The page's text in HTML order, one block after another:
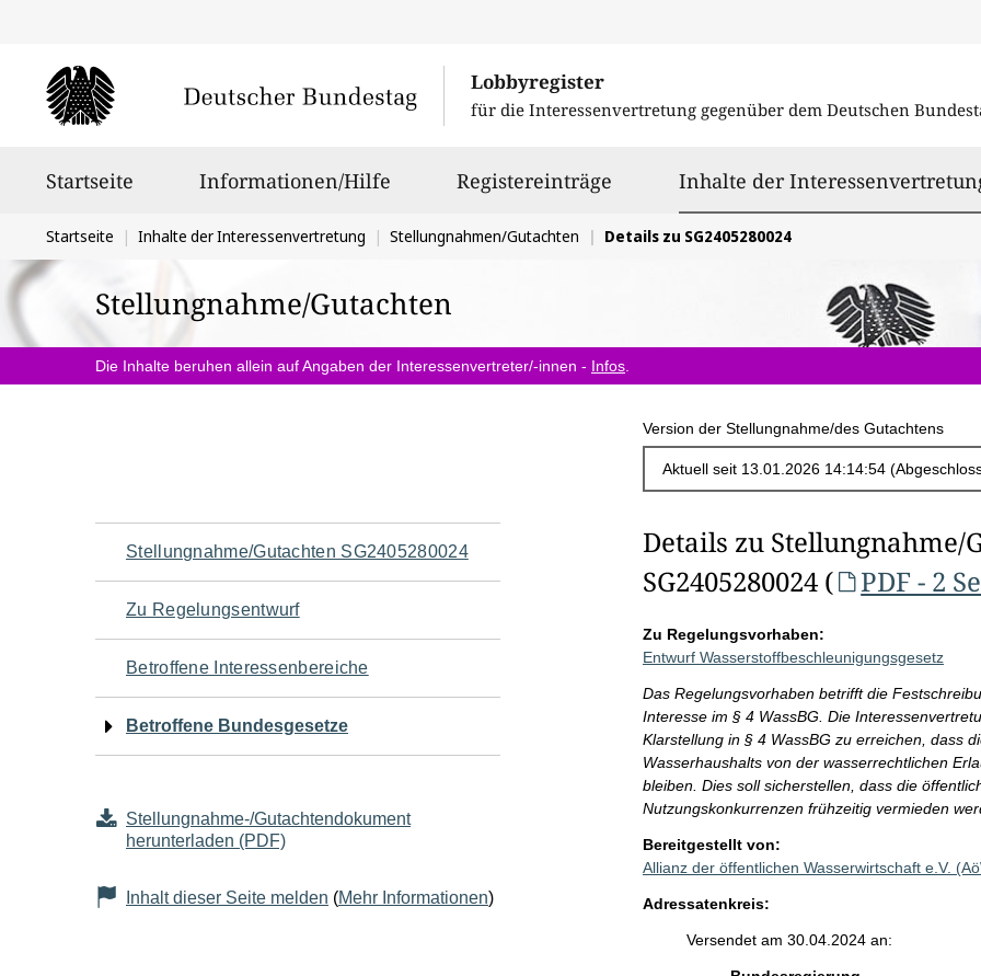
Lobbyregister
für die Interessenvertretung gegenüber dem Deutschen
Startseite Informationen/Hilfe Registereinträge Inhalte der
Sie
befinden
sich
hier:
Startseite Inhalte der Interessenvertretung Stellungnahmen/Gutachten Details zu SG2405280024
Stellungnahme/Gutachten
Die Inhalte beruhen allein auf Angaben der Interessenvertreter/-innen - Infos
Version der Stellungnahme/des Gutachtens
Navigation
für
den
Seiteninhalt
Stellungnahme/Gutachten SG2405280024
Zu Regelungsentwurf
Betroffene Interessenbereiche
Betroffene Bundesgesetze
Stellungnahme-/Gutachtendokument
herunterladen (PDF)
Inhalt dieser Seite melden (Mehr Informationen)
Details zu Stellungnahme/
SG2405280024 (
PDF - 2
Zu Regelungsvorhaben:
Entwurf Wasserstoffbeschleunigungsgesetz
Das Regelungsvorhaben betrifft die
Interesse im § 4 WassBG. Die
Klarstellung in § 4 WassBG zu erreichen, dass
Wasserhaushalts von der wasserrechtlichen
bleiben. Dies soll sicherstellen, dass die
Nutzungskonkurrenzen frühzeitig vermieden
Bereitgestellt von:
Allianz der öffentlichen Wasserwirtschaft e.V.
Adressatenkreis:
Versendet am 30.04.2024 an: